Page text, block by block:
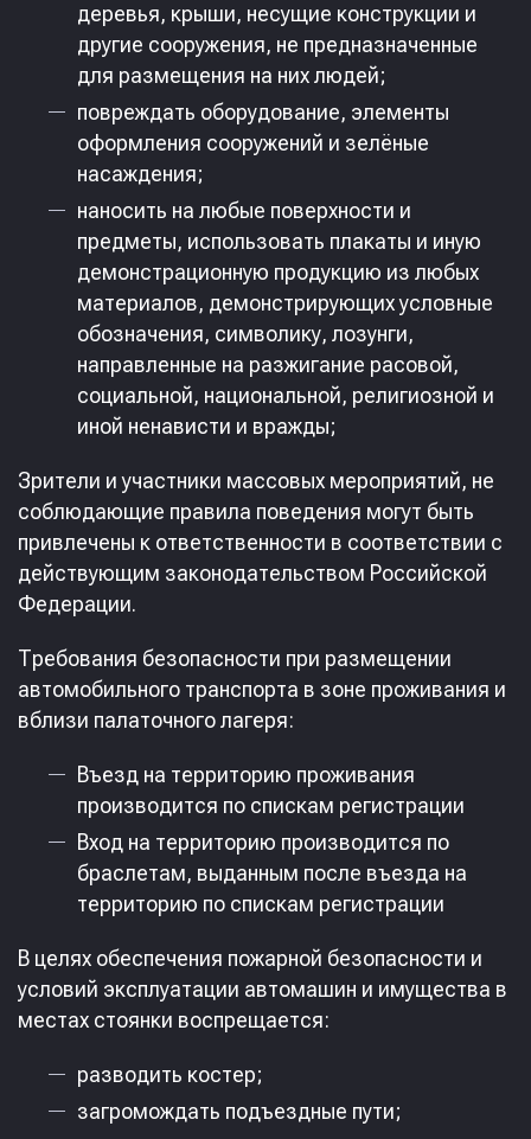
деревья, крыши, несущие конструкции и
другие сооружения, не предназначенные
для размещения на них людей;
повреждать оборудование, элементы
оформления сооружений и зелёные
насаждения;
наносить на любые поверхности и
предметы, использовать плакаты и иную
демонстрационную продукцию из любых
материалов, демонстрирующих условные
обозначения, символику, лозунги,
направленные на разжигание расовой,
социальной, национальной, религиозной и
иной ненависти и вражды;
Зрители и участники массовых мероприятий, не
соблюдающие правила поведения могут быть
привлечены к ответственности в соответствии с
действующим законодательством Российской
Федерации.
Требования безопасности при размещении
автомобильного транспорта в зоне проживания и
вблизи палаточного лагеря:
Въезд на территорию проживания
производится по спискам регистрации
Вход на территорию производится по
браслетам, выданным после въезда на
территорию по спискам регистрации
В целях обеспечения пожарной безопасности и
условий эксплуатации автомашин и имущества в
местах стоянки воспрещается:
разводить костер;
загромождать подъездные пути;